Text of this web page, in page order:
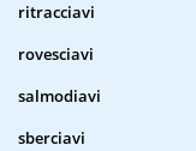
ritracciavi
rovesciavi
salmodiavi
sberciavi